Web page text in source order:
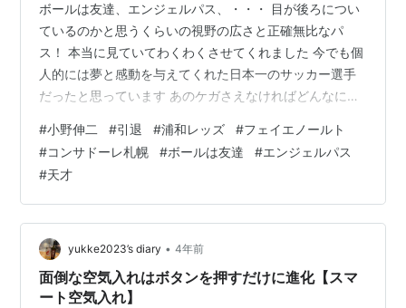
ボールは友達、エンジェルパス、・・・ 目が後ろについ
ているのかと思うくらいの視野の広さと正確無比なパ
ス！ 本当に見ていてわくわくさせてくれました 今でも個
人的には夢と感動を与えてくれた日本一のサッカー選手
だったと思っています あのケガさえなければどんなにす
番号と同じ年の誕生日に引退ですか。。。 次のステージ
でもみんなへ夢を見せてくれることを期待したいです 本
当に長い間お疲れさまでした！
#小野伸二 #引退 #浦和レッズ #フェイエノールト
#コンサドーレ札幌 #ボールは友達 #エンジェルパス
#天才
yukke2023’s diary • 4年前
面倒な空気入れはボタンを押すだけに進化【スマ
ート空気入れ】